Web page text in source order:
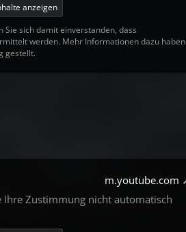
anzeigen
sich damit einverstanden, dass
werden. Mehr Informationen dazu haben
gestellt.
m.youtube.com
Zustimmung nicht automatisch